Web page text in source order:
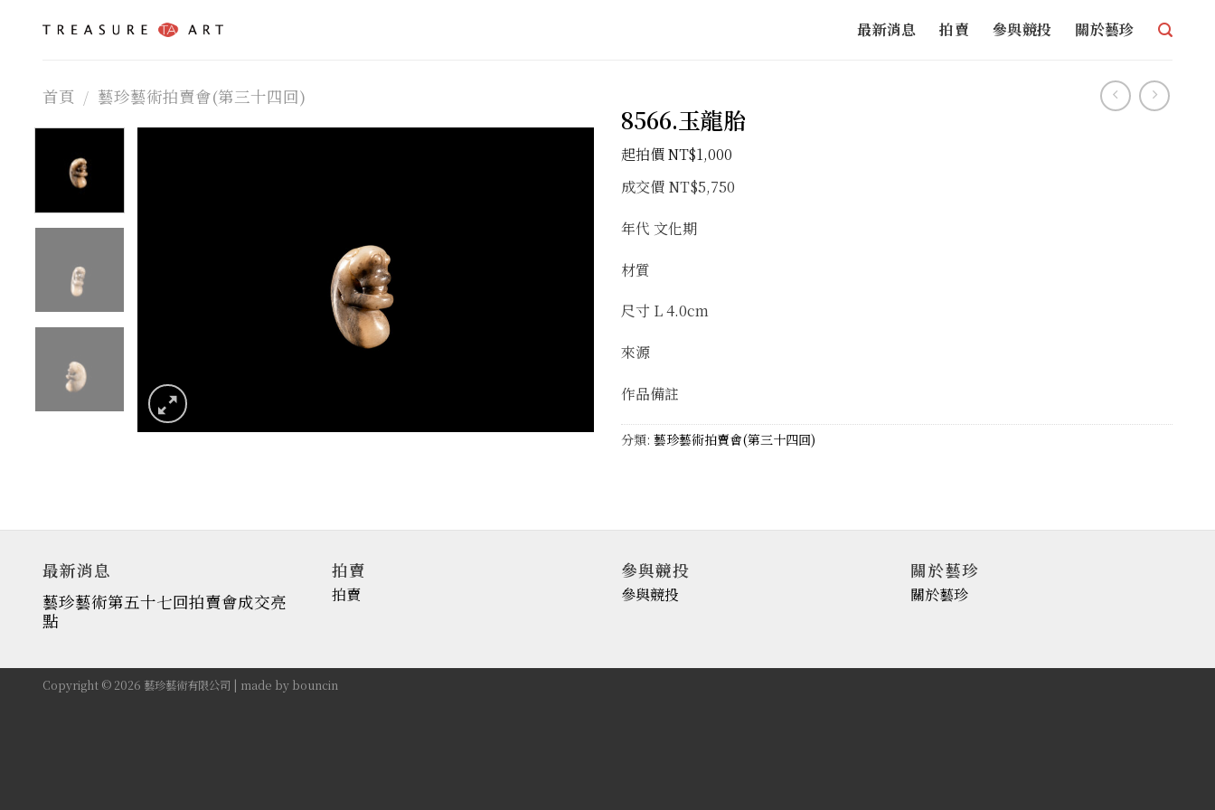
最新消息 拍賣 參與競投 關於藝珍
首頁 / 藝珍藝術拍賣會(第三十四回)
8566.玉龍胎
NT$1,000
成交價 NT$5,750
年代 文化期
材質
尺寸 L 4.0cm
來源
作品備註
分類: 藝珍藝術拍賣會(第三十四回)
最新消息
藝珍藝術第五十七回拍賣會成交亮
點
拍賣
拍賣
參與競投
參與競投
關於藝珍
關於藝珍
Copyright © 2026 藝珍藝術有限公司 | made by bouncin